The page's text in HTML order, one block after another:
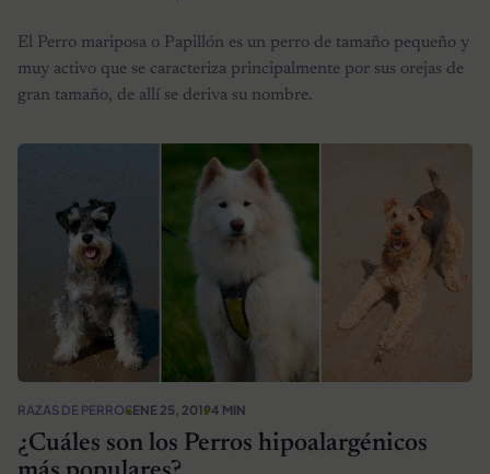
El Perro mariposa o Papillón es un perro de tamaño pequeño y
muy activo que se caracteriza principalmente por sus orejas de
gran tamaño, de allí se deriva su nombre.
RAZAS DE PERROSENE 25, 20194 MIN
¿Cuáles son los Perros hipoalargénicos